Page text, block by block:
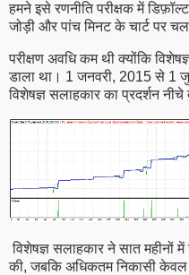
हमने इसे रणनीति परीक्षक में
जोड़ी और पांच मिनट के चार्ट पर
परीक्षण अवधि कम थी क्योंकि
डाला था। 1 जनवरी, 2015 से 1
विशेषज्ञ सलाहकार का प्रदर्शन
विशेषज्ञ सलाहकार ने सात महीनों में
की, जबकि अधिकतम निकासी